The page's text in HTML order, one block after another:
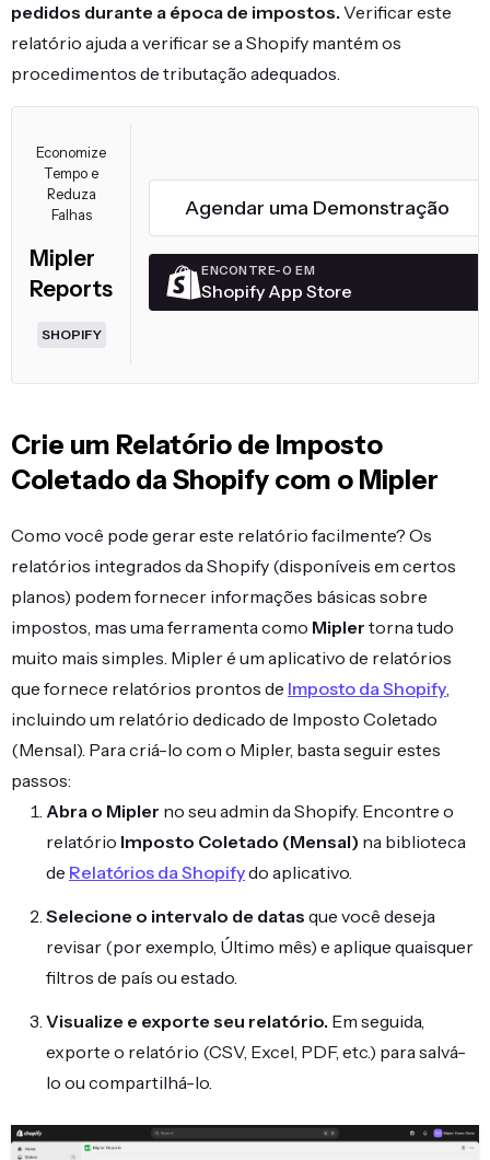
pedidos durante a época de impostos. Verificar este
relatório ajuda a verificar se a Shopify mantém os
procedimentos de tributação adequados.
Economize
Tempo e
Reduza
Falhas
Mipler
Reports
SHOPIFY
Agendar uma Demonstração
ENCONTRE-O EM
Shopify App Store
Crie um Relatório de Imposto
Coletado da Shopify com o Mipler
Como você pode gerar este relatório facilmente? Os
relatórios integrados da Shopify (disponíveis em certos
planos) podem fornecer informações básicas sobre
impostos, mas uma ferramenta como Mipler torna tudo
muito mais simples. Mipler é um aplicativo de relatórios
que fornece relatórios prontos de Imposto da Shopify,
incluindo um relatório dedicado de Imposto Coletado
(Mensal). Para criá-lo com o Mipler, basta seguir estes
passos:
Abra o Mipler no seu admin da Shopify. Encontre o
relatório Imposto Coletado (Mensal) na biblioteca
de Relatórios da Shopifydo aplicativo.
Selecione o intervalo de datas que você deseja
revisar (por exemplo, Último mês) e aplique quaisquer
filtros de país ou estado.
Visualize e exporte seu relatório. Em seguida,
exporte o relatório (CSV, Excel, PDF, etc.) para salvá-
lo ou compartilhá-lo.